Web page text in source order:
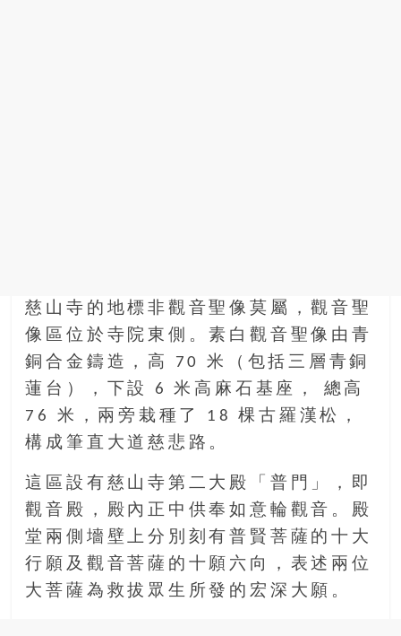
慈山寺的地標非觀音聖像莫屬，觀音聖
像區位於寺院東側。素白觀音聖像由青
銅合金鑄造，高 70 米（包括三層青銅
蓮台），下設 6 米高麻石基座， 總高
76 米，兩旁栽種了 18 棵古羅漢松，
構成筆直大道慈悲路。
這區設有慈山寺第二大殿「普門」，即
觀音殿，殿內正中供奉如意輪觀音。殿
堂兩側墻壁上分別刻有普賢菩薩的十大
行願及觀音菩薩的十願六向，表述兩位
大菩薩為救拔眾生所發的宏深大願。